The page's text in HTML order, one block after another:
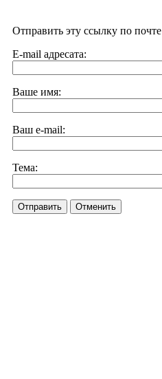
Отправить эту ссылку по почте
E-mail адресата:
Ваше имя:
Ваш e-mail:
Тема:
Отправить Отменить